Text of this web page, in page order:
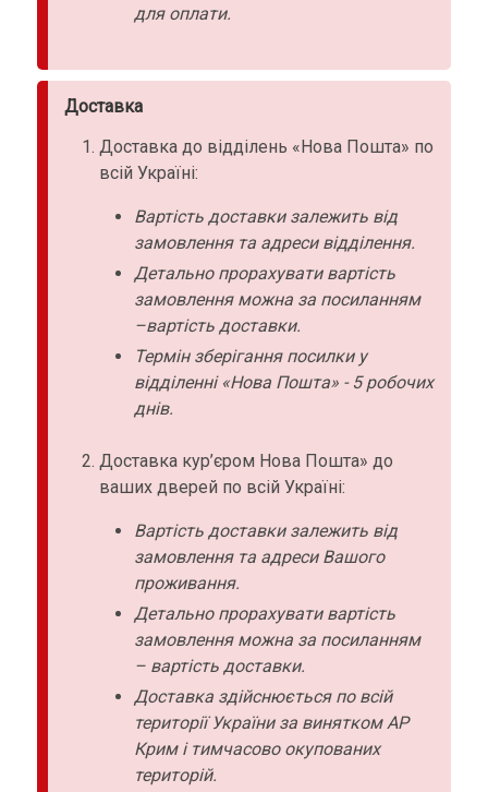
для оплати.
Доставка
Доставка до відділень «Нова Пошта» по
всій Україні:
Вартість доставки залежить від
замовлення та адреси відділення.
Детально прорахувати вартість
замовлення можна за посиланням
–вартість доставки.
Термін зберігання посилки у
відділенні «Нова Пошта» - 5 робочих
днів.
Доставка кур’єром Нова Пошта» до
ваших дверей по всій Україні:
Вартість доставки залежить від
замовлення та адреси Вашого
проживання.
Детально прорахувати вартість
замовлення можна за посиланням
– вартість доставки.
Доставка здійснюється по всій
території України за винятком АР
Крим і тимчасово окупованих
територій.